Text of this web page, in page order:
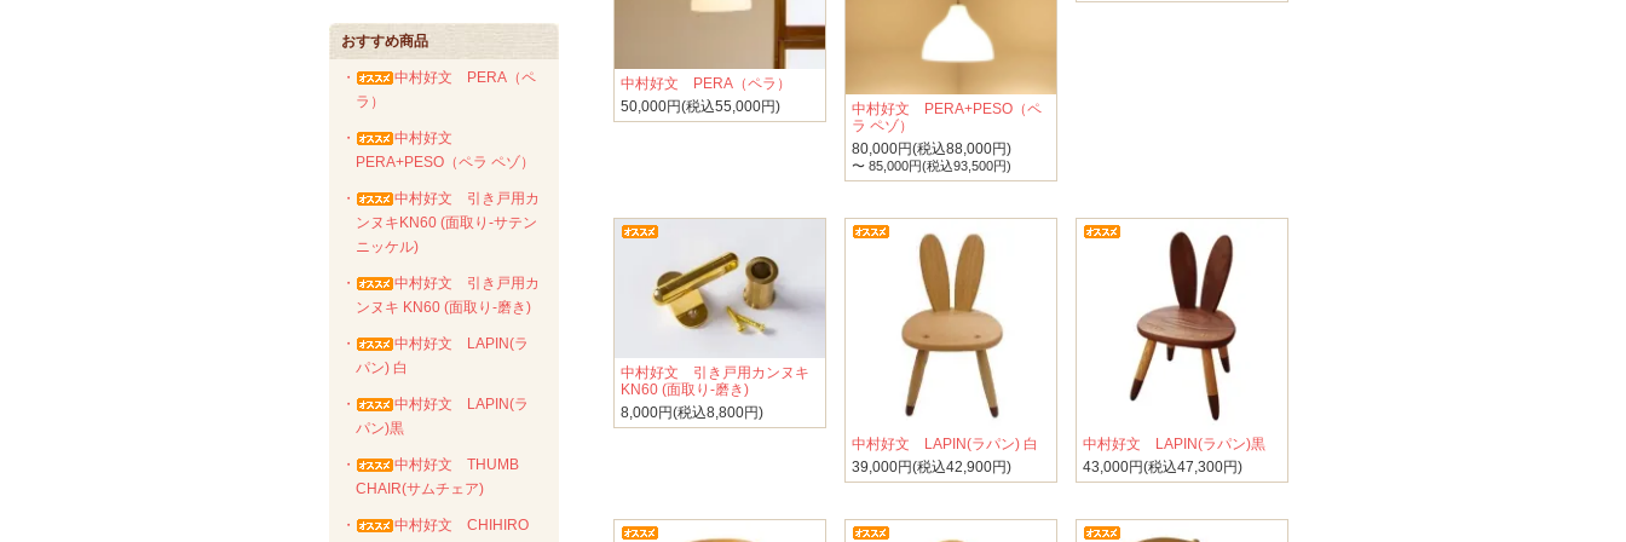
おすすめ商品
・
中村好文 PERA（ペ
ラ）
・
中村好文
PERA+PESO（ペラ ペゾ）
・
中村好文 引き戸用カ
ンヌキKN60 (面取り-サテン
ニッケル)
・
中村好文 引き戸用カ
ンヌキ KN60 (面取り-磨き)
・
中村好文 LAPIN(ラ
パン) 白
・
中村好文 LAPIN(ラ
パン)黒
・
中村好文 THUMB
CHAIR(サムチェア)
・
中村好文 CHIHIRO
中村好文 PERA（ペラ）
50,000円(税込55,000円)
中村好文 PERA+PESO（ペ
ラ ペゾ）
80,000円(税込88,000円)
〜 85,000円(税込93,500円)
中村好文 引き戸用カンヌキ
KN60 (面取り-磨き)
8,000円(税込8,800円)
中村好文 LAPIN(ラパン) 白
39,000円(税込42,900円)
中村好文 LAPIN(ラパン)黒
43,000円(税込47,300円)